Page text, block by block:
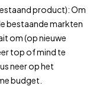
product): Om
bestaande markten
om (op nieuwe
top of mind te
neer op het
budget.